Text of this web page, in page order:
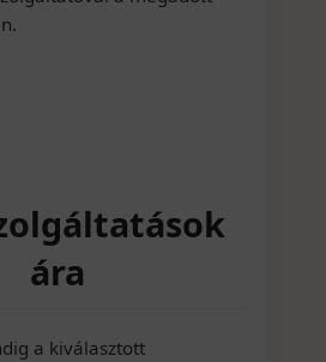
ára
a kiválasztott